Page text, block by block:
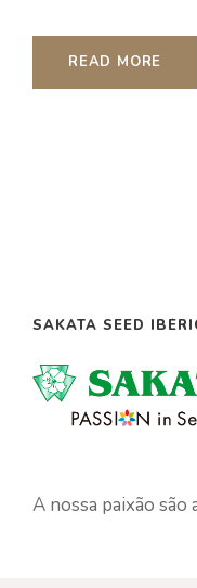
READ MORE
SAKATA SEED
A nossa paixão são